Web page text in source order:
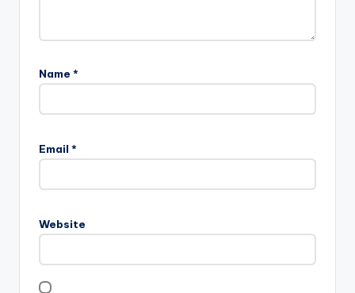
Name *
Email *
Website